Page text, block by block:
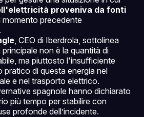
proveniva da fonti
momento precedente
, CEO di Iberdrola, sottolinea
non è la quantità di
ma piuttosto l'insufficiente
pratico di questa energia nel
e nel trasporto elettrico.
spagnole hanno dichiarato
più tempo per stabilire con
profonde dell’incidente.